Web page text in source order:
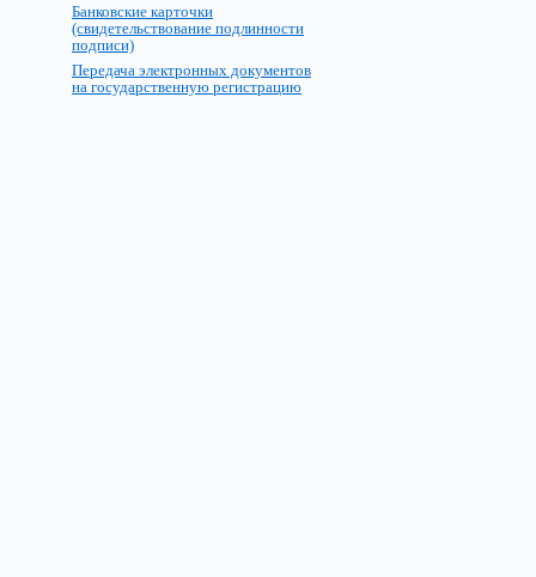
Банковские карточки
(свидетельствование подлинности
подписи)
Передача электронных документов
на государственную регистрацию